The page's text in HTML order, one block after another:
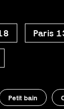
Paris
Petit bain